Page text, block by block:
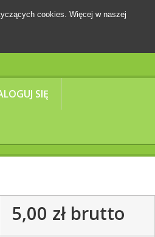
SIĘ
cookies. Więcej w naszej
5,00 złbrutto